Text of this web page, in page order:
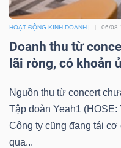
HOẠT ĐỘNG KINH DOANH 06/08
Doanh thu từ
lãi ròng, có khoản
Nguồn thu từ concert
Tập đoàn Yeah1
Công ty cũng đang tái cơ
qua...